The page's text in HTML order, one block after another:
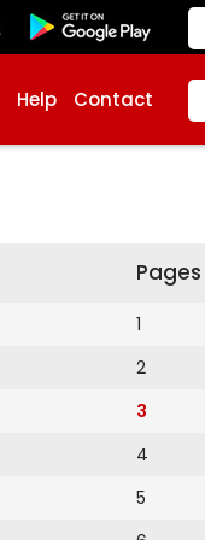
Help Contact
Pages
1
2
3
4
5